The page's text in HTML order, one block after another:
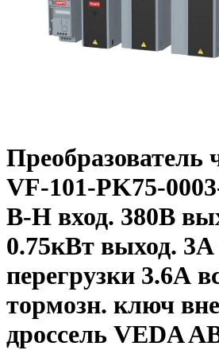
Преобразователь
VF-101-PK75-
B-H вход. 380В
0.75кВт выход. 3А
перегрузки 3.6А
тормозн. ключ
дроссель VEDA